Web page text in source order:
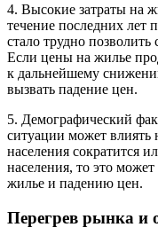
4. Высокие затраты на
течение последних лет
стало трудно
Если цены на жилье
к дальнейшему
вызвать падение цен.
5. Демографический
ситуации может влиять
населения сократится
населения, то это
жилье и падению цен.
Перегрев рынка и